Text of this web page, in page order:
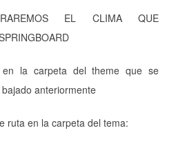
EL CLIMA QUE
la carpeta del theme que se
anteriormente
ruta en la carpeta del tema: